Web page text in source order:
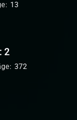
13
2
372